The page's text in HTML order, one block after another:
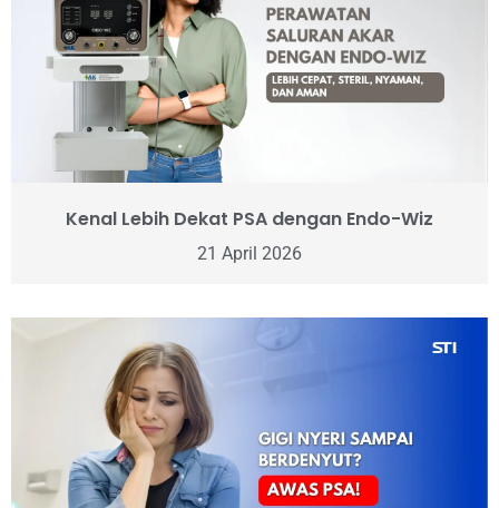
Kenal Lebih Dekat PSA dengan Endo-Wiz
21 April 2026